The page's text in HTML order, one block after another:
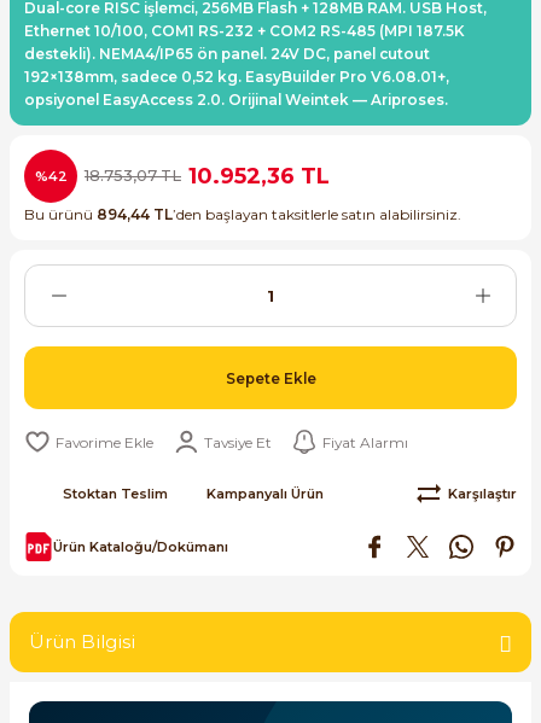
ve Transmitterleri ACS580
ACS880
Sinamics S120 Modüler Sürücü Sistemi
Sinamics S210 Servo Sürücü Sistemi
Sinamics V20 Hız Kontrol Cihazları
Sinamics V90 Servo Sürücü Sistemi
Cihazları
Prizler
(Power Supply)
Rölesi, Cihazları ve Anahtarları
Kesiciler
SIMATIC Endüstriyel Panel PC'ler
SIMATIC ET200 Dağıtılmış Giriş-Çkış
SIMATIC HMI Operatör Paneller
SIMATIC S7-1200
SIMATIC S7-1500
SIMATIC S7-300
SIMATIC S7-400
SIMATIC SAFETY
Dual-core RISC işlemci, 256MB Flash + 128MB RAM. USB Host,
Ethernet 10/100, COM1 RS-232 + COM2 RS-485 (MPI 187.5K
destekli). NEMA4/IP65 ön panel. 24V DC, panel cutout
192×138mm, sadece 0,52 kg. EasyBuilder Pro V6.08.01+,
opsiyonel EasyAccess 2.0. Orijinal Weintek — Ariproses.
%42 18.753,07 TL 10.952,36 TL
Bu ürünü 894,44 TL’den başlayan taksitlerle satın alabilirsiniz.
Sepete Ekle
Tavsiye Et Fiyat Alarmı
Stoktan Teslim Kampanyalı Ürün Karşılaştır
Ürün Kataloğu/Dokümanı
Ürün Bilgisi